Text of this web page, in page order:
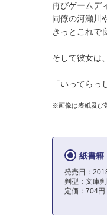
再びゲームデ
同僚の河瀬川
きっとこれで
そして彼女は
「いってらっ
※画像は表紙及び
紙書籍
発売日：
判型：文庫
定価：704円